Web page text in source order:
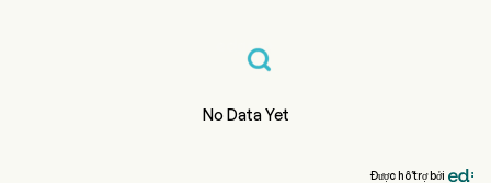
No Data Yet
Được hỗ trợ bởi